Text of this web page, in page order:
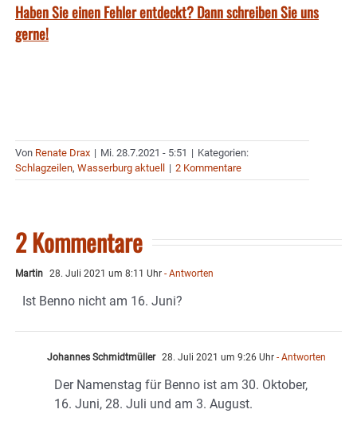
Haben Sie einen Fehler entdeckt? Dann schreiben Sie uns
gerne!
Von Renate Drax | Mi. 28.7.2021 - 5:51 | Kategorien:
Schlagzeilen, Wasserburg aktuell | 2 Kommentare
2 Kommentare
Martin 28. Juli 2021 um 8:11 Uhr - Antworten
Ist Benno nicht am 16. Juni?
Johannes Schmidtmüller 28. Juli 2021 um 9:26 Uhr - Antworten
Der Namenstag für Benno ist am 30. Oktober,
16. Juni, 28. Juli und am 3. August.